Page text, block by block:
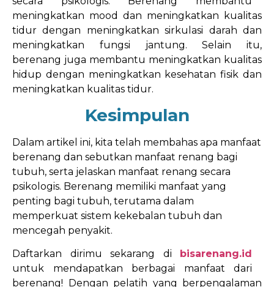
meningkatkan mood dan meningkatkan kualitas
tidur dengan meningkatkan sirkulasi darah dan
meningkatkan fungsi jantung. Selain itu,
berenang juga membantu meningkatkan kualitas
hidup dengan meningkatkan kesehatan fisik dan
meningkatkan kualitas tidur.
Kesimpulan
Dalam artikel ini, kita telah membahas apa manfaat
berenang dan sebutkan manfaat renang bagi
tubuh, serta jelaskan manfaat renang secara
psikologis. Berenang memiliki manfaat yang
penting bagi tubuh, terutama dalam
memperkuat sistem kekebalan tubuh dan
mencegah penyakit.
Daftarkan dirimu sekarang di
bisarenang.id
untuk mendapatkan berbagai manfaat dari
berenang! Dengan pelatih yang berpengalaman